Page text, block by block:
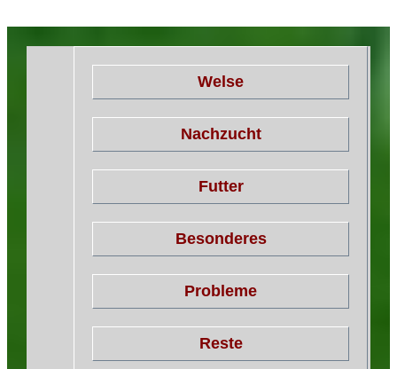
Welse
Nachzucht
Futter
Besonderes
Probleme
Reste